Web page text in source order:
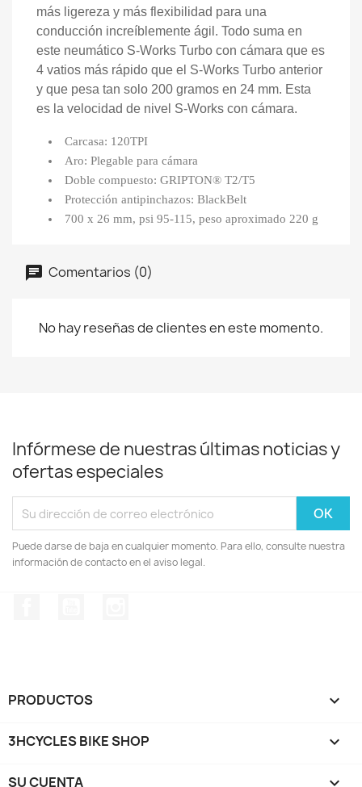
más ligereza y más flexibilidad para una
conducción increíblemente ágil. Todo suma en
este neumático S-Works Turbo con cámara que es
4 vatios más rápido que el S-Works Turbo anterior
y que pesa tan solo 200 gramos en 24 mm. Esta
es la velocidad de nivel S-Works con cámara.
Carcasa: 120TPI
Aro: Plegable para cámara
Doble compuesto: GRIPTON® T2/T5
Protección antipinchazos: BlackBelt
700 x 26 mm, psi 95-115, peso aproximado 220 g
Comentarios (0)
No hay reseñas de clientes en este momento.
Infórmese de nuestras últimas noticias y
ofertas especiales
Puede darse de baja en cualquier momento. Para ello, consulte nuestra
información de contacto en el aviso legal.
PRODUCTOS 
3HCYCLES BIKE SHOP 
SU CUENTA 